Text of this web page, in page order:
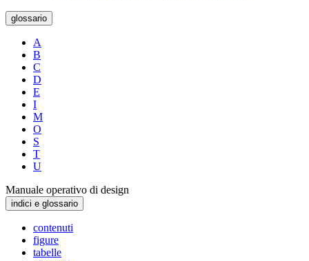
glossario
A
B
C
D
E
I
M
O
S
T
U
Manuale operativo di design
indici e glossario
contenuti
figure
tabelle